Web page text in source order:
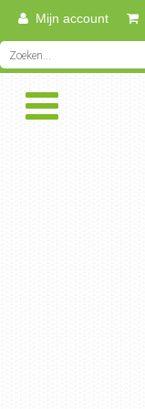
Mijn account